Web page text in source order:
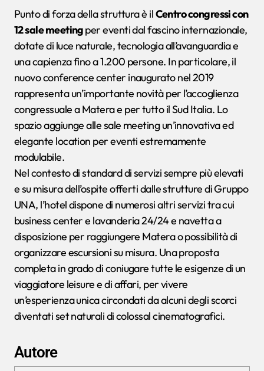
Punto di forza della struttura è ilCentro congressi con
12 sale meetingper eventi dal fascino internazionale,
dotate di luce naturale, tecnologia all’avanguardia e
una capienza fino a 1.200 persone. In particolare, il
nuovo conference center inaugurato nel 2019
rappresenta un’importante novità per l’accoglienza
congressuale a Matera e per tutto il Sud Italia. Lo
spazio aggiunge alle sale meeting un’innovativa ed
elegante location per eventi estremamente
modulabile.
Nel contesto di standard di servizi sempre più elevati
e su misura dell’ospite offerti dalle strutture di Gruppo
UNA, l’hotel dispone di numerosi altri servizi tra cui
business center e lavanderia 24/24 e navetta a
disposizione per raggiungere Matera o possibilità di
organizzare escursioni su misura. Una proposta
completa in grado di coniugare tutte le esigenze di un
viaggiatore leisure e di affari, per vivere
un’esperienza unica circondati da alcuni degli scorci
diventati set naturali di colossal cinematografici.
Autore